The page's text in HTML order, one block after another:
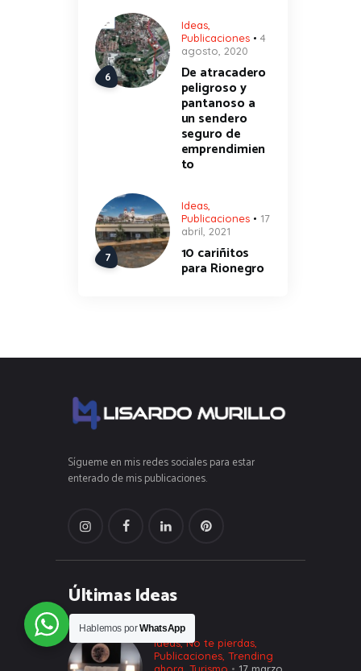
Ideas,
Publicaciones
4
agosto, 2020
De atracadero
peligroso y
pantanoso a
un sendero
seguro de
emprendimien
to
Ideas,
Publicaciones
17
abril, 2021
10 cariñitos
para Rionegro
Sígueme en mis redes sociales para estar
enterado de mis publicaciones.
Últimas Ideas
Ideas,No te pierdas,
Publicaciones, Trending
Hablemos porWhatsApp